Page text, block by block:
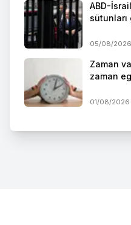
ABD-
sütunları
05/08/2026
Zaman
zaman
01/08/2026